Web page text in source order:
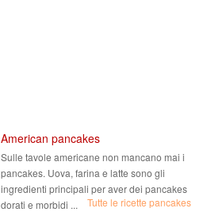
American pancakes
Sulle tavole americane non mancano mai i
pancakes. Uova, farina e latte sono gli
ingredienti principali per aver dei pancakes
dorati e morbidi ...
Tutte le ricette pancakes